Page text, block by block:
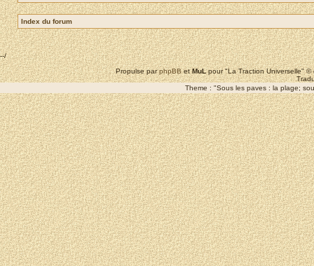
Index du forum
--/
Propulse parphpBBetMuLpour "La Traction Universelle"
Theme : "Sous les paves : la plage;